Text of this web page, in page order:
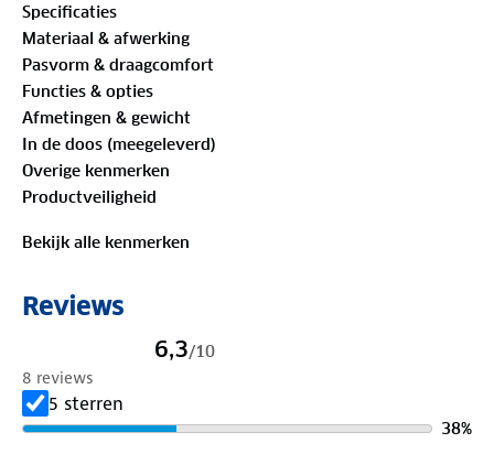
en stabiliteit bij al je activiteiten.
De decoratieve banden en het verstelbare riempje
onder de knie geven deze pull on boot een stoer
uiterlijk.
Specificaties
Materiaal & afwerking
Pasvorm & draagcomfort
Functies & opties
Afmetingen & gewicht
In de doos (meegeleverd)
Overige kenmerken
Productveiligheid
Bekijk alle kenmerken
Reviews
6,3/10
8 reviews
5 sterren
38%